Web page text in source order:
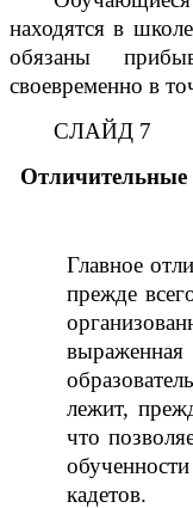
находятся в
обязаны
своевременно в
СЛАЙД 7
Отличительные
Главное
прежде
выраженная
лежит,
что
кадетов.